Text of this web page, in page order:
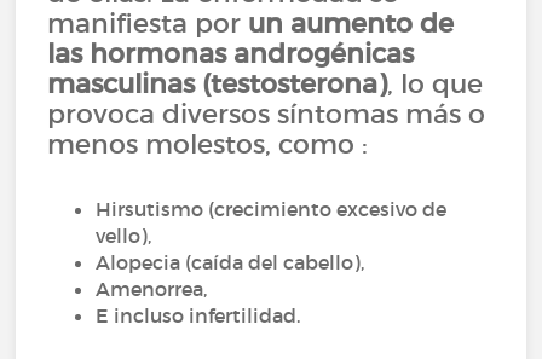
manifiesta por un aumento de
las hormonas androgénicas
masculinas (testosterona), lo que
provoca diversos síntomas más o
menos molestos, como :
Hirsutismo (crecimiento excesivo de
vello),
Alopecia (caída del cabello),
Amenorrea,
E incluso infertilidad.